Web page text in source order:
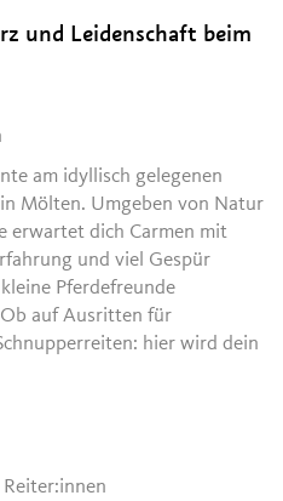
und Leidenschaft beim
am idyllisch gelegenen
Mölten. Umgeben von Natur
erwartet dich Carmen mit
und viel Gespür
Pferdefreunde
auf Ausritten für
hier wird dein